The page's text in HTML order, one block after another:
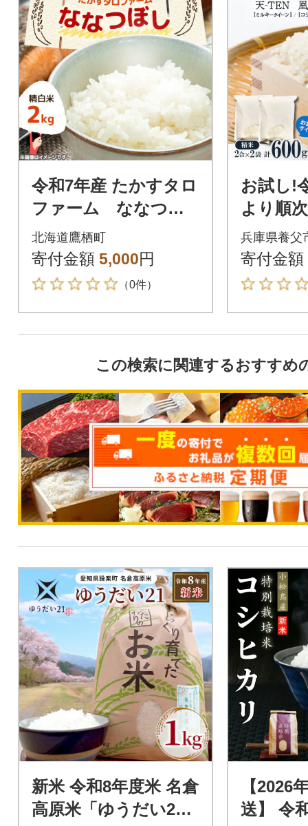
令和7年産 たかすタロ
ファーム ななつぼ
し 2kg【精白米】(紙
袋)
北海道鷹栖町
寄付金額 5,000円
（0件）
お試し!
より順
um】
天-TEN-
0g
兵庫県養父
寄付金額
この検索に関連するおすすめ
新米 令和8年度米 名倉
高原米「ゆうだい2
【2026
送】 令